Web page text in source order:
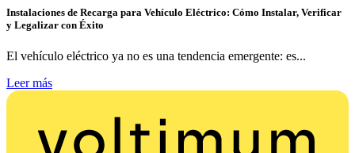
Instalaciones de Recarga para Vehículo Eléctrico: Cómo Instalar, Verificar
y Legalizar con Éxito
El vehículo eléctrico ya no es una tendencia emergente: es...
Leer más